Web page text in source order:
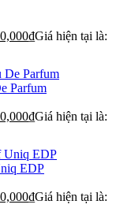
₫Giá hiện tại là:
Parfum
₫Giá hiện tại là:
EDP
₫Giá hiện tại là: